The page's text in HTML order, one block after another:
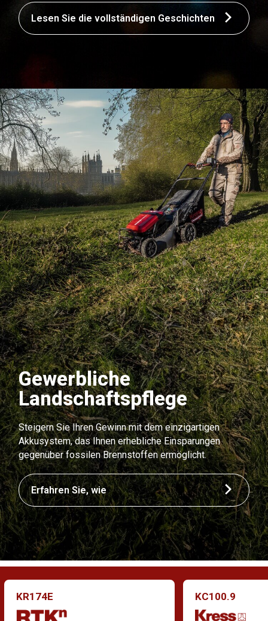
Lesen Sie die vollständigen Geschichten
Gewerbliche
Landschaftspflege
Steigern Sie Ihren Gewinn mit dem einzigartigen
Akkusystem, das Ihnen erhebliche Einsparungen
gegenüber fossilen Brennstoffen ermöglicht.
Erfahren Sie, wie
KR174E KC100.9